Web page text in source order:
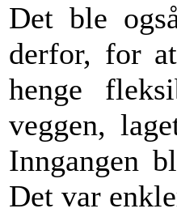
Det ble
derfor, for
henge
veggen,
Inngangen
Det var